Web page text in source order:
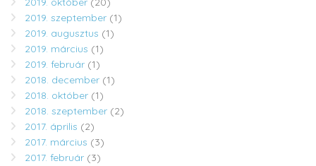
2019. szeptember (1)
2019. augusztus (1)
2019. március (1)
2019. február (1)
2018. december (1)
2018. október (1)
2018. szeptember (2)
2017. április (2)
2017. március (3)
2017. február (3)